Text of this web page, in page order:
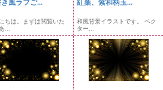
風ラフご...
ちは。まずは閲覧いた
...
紅葉、紫和柄玉...
和風背景イラストです。 ベク
ター...